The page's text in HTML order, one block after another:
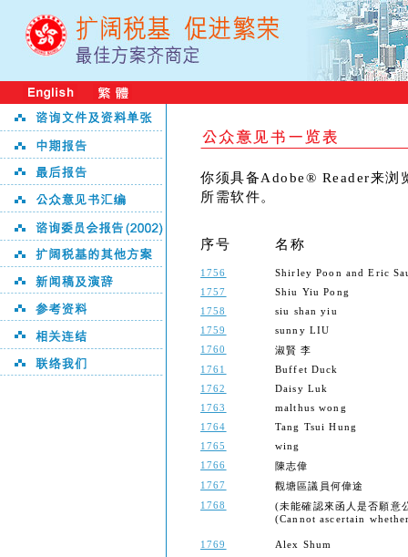
你须具备Adobe® Reader来浏
所需软件。
序号 名称
1756
Shirley Poon and Eric
1757
Shiu Yiu Pong
1758
siu shan yiu
1759
sunny LIU
1760
淑賢 李
1761
Buffet Duck
1762
Daisy Luk
1763
malthus wong
1764
Tang Tsui Hung
1765
wing
1766
陳志偉
1767
觀塘區議員何偉途
1768
(未能確認來函人是否願意
(Cannot ascertain
1769
Alex Shum